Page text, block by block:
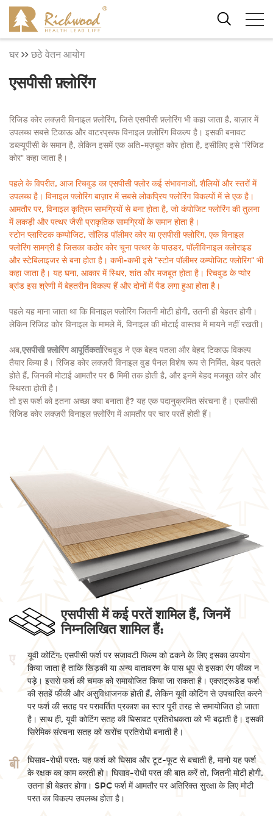
घर छठे वेतन आयोग
एसपीसी फ़्लोरिंग
रिजिड कोर लक्ज़री विनाइल फ़्लोरिंग, जिसे एसपीसी फ़्लोरिंग भी कहा जाता है, बाज़ार में
उपलब्ध सबसे टिकाऊ और वाटरप्रूफ विनाइल फ़्लोरिंग विकल्प है। इसकी बनावट
डब्ल्यूपीसी के समान है, लेकिन इसमें एक अति-मज़बूत कोर होता है, इसीलिए इसे "रिजिड
कोर" कहा जाता है।
पहले के विपरीत, आज रिचवुड का एसपीसी फ्लोर कई संभावनाओं, शैलियों और स्तरों में
उपलब्ध है। विनाइल फ्लोरिंग बाज़ार में सबसे लोकप्रिय फ्लोरिंग विकल्पों में से एक है।
आमतौर पर, विनाइल कृत्रिम सामग्रियों से बना होता है, जो कंपोजिट फ्लोरिंग की तुलना
में लकड़ी और पत्थर जैसी प्राकृतिक सामग्रियों के समान होता है।
स्टोन प्लास्टिक कम्पोजिट, सॉलिड पॉलीमर कोर या एसपीसी फ्लोरिंग, एक विनाइल
फ्लोरिंग सामग्री है जिसका कठोर कोर चूना पत्थर के पाउडर, पॉलीविनाइल क्लोराइड
और स्टेबिलाइजर से बना होता है। कभी-कभी इसे "स्टोन पॉलीमर कम्पोजिट फ्लोरिंग" भी
कहा जाता है। यह घना, आकार में स्थिर, शांत और मजबूत होता है। रिचवुड के प्योर
ब्रांड इस श्रेणी में बेहतरीन विकल्प हैं और दोनों में पैड लगा हुआ होता है।
पहले यह माना जाता था कि विनाइल फ्लोरिंग जितनी मोटी होगी, उतनी ही बेहतर होगी।
लेकिन रिजिड कोर विनाइल के मामले में, विनाइल की मोटाई वास्तव में मायने नहीं रखती।
अब,एसपीसी फ़्लोरिंग आपूर्तिकर्तारिचवुड ने एक बेहद पतला और बेहद टिकाऊ विकल्प
तैयार किया है। रिजिड कोर लक्ज़री विनाइल वुड पैनल विशेष रूप से निर्मित, बेहद पतले
होते हैं, जिनकी मोटाई आमतौर पर 6 मिमी तक होती है, और इनमें बेहद मजबूत कोर और
स्थिरता होती है।
तो इस फर्श को इतना अच्छा क्या बनाता है? यह एक पदानुक्रमित संरचना है। एसपीसी
रिजिड कोर लक्ज़री विनाइल फ़्लोरिंग में आमतौर पर चार परतें होती हैं।
एसपीसी में कई परतें शामिल हैं, जिनमें
निम्नलिखित शामिल हैं:
ए
यूवी कोटिंग: एसपीसी फर्श पर सजावटी फिल्म को ढकने के लिए इसका उपयोग
किया जाता है ताकि खिड़की या अन्य वातावरण के पास धूप से इसका रंग फीका न
पड़े। इससे फर्श की चमक को समायोजित किया जा सकता है। एक्सट्रूडेड फर्श
की सतहें फीकी और असुविधाजनक होती हैं, लेकिन यूवी कोटिंग से उपचारित करने
पर फर्श की सतह पर परावर्तित प्रकाश का स्तर पूरी तरह से समायोजित हो जाता
है। साथ ही, यूवी कोटिंग सतह की घिसावट प्रतिरोधकता को भी बढ़ाती है। इसकी
सिरेमिक संरचना सतह को खरोंच प्रतिरोधी बनाती है।
बी
घिसाव-रोधी परत: यह फर्श को घिसाव और टूट-फूट से बचाती है, मानो यह फर्श
के रक्षक का काम करती हो। घिसाव-रोधी परत की बात करें तो, जितनी मोटी होगी,
उतना ही बेहतर होगा। SPC फर्श में आमतौर पर अतिरिक्त सुरक्षा के लिए मोटी
परत का विकल्प उपलब्ध होता है।